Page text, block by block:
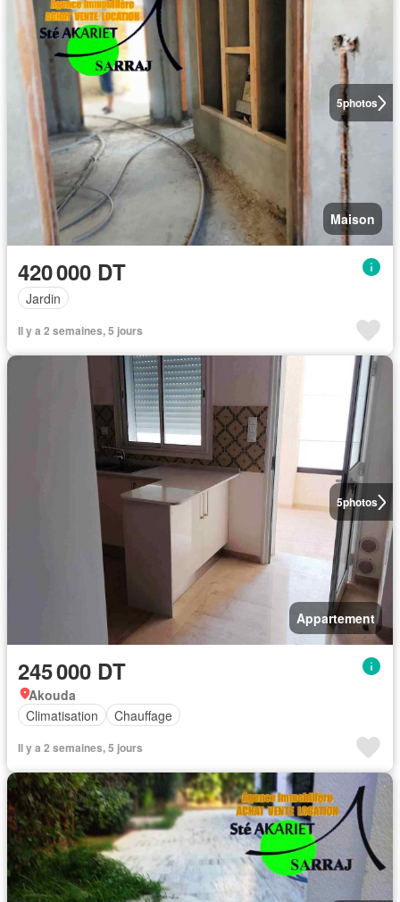
5photos
Maison
420 000 DT
Jardin
Il y a 2 semaines, 5 jours
5photos
Appartement
245 000 DT
Akouda
Climatisation
Chauffage
Il y a 2 semaines, 5 jours